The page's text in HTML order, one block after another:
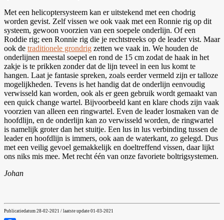
Met een helicoptersysteem kan er uitstekend met een chodrig
worden gevist. Zelf vissen we ook vaak met een Ronnie rig op dit
systeem, gewoon voorzien van een soepele onderlijn. Of een
Roddie rig; een Ronnie rig die je rechtstreeks op de leader vist. Maar
ook de traditionele grondrig zetten we vaak in. We houden de
onderlijnen meestal soepel en rond de 15 cm zodat de haak in het
zakje is te prikken zonder dat de lijn teveel in een lus komt te
hangen. Laat je fantasie spreken, zoals eerder vermeld zijn er talloze
mogelijkheden. Tevens is het handig dat de onderlijn eenvoudig
verwisseld kan worden, ook als er geen gebruik wordt gemaakt van
een quick change wartel. Bijvoorbeeld kant en klare chods zijn vaak
voorzien van alleen een ringwartel. Even de leader losmaken van de
hoofdlijn, en de onderlijn kan zo verwisseld worden, de ringwartel
is namelijk groter dan het stuitje. Een lus in lus verbinding tussen de
leader en hoofdlijn is immers, ook aan de waterkant, zo gelegd. Dus
met een veilig gevoel gemakkelijk en doeltreffend vissen, daar lijkt
ons niks mis mee. Met recht één van onze favoriete boltrigsystemen.
Johan
Publicatiedatum 28-02-2021 / laatste update 01-03-2021